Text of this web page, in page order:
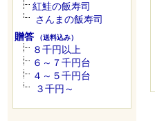
紅鮭の飯寿司
さんまの飯寿司
贈答 （送料込み）
８千円以上
６～７千円台
４～５千円台
３千円～